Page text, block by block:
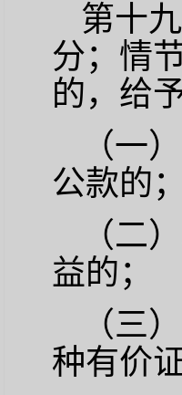
第十
分；情
的，给
（一
公款的；
（二
益的；
（三
种有价